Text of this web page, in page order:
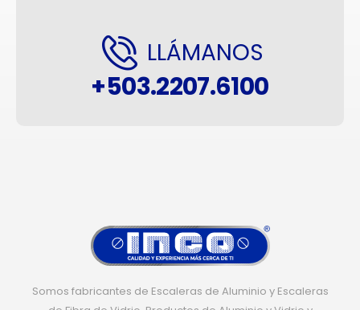
LLÁMANOS
+503.2207.6100
Somos fabricantes de Escaleras de Aluminio y Escaleras